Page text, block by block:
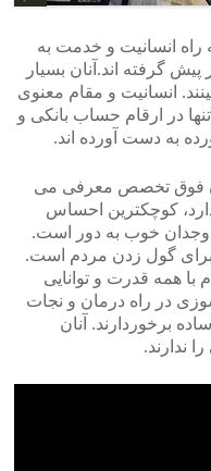
راه انسانیت و خدمت به
گرفته اند.آنان بسیار
انسانیت و مقام معنوی
در ارقام حساب بانکی و
به دست آورده اند.
فوق تخصص معرفی می
کوچکترین احساس
وجدان خوب به دور است.
برای گول زدن مردم است.
با همه قدرت و توانایی
در راه درمان و نجات
برخوردارند. آنان
ندارند.